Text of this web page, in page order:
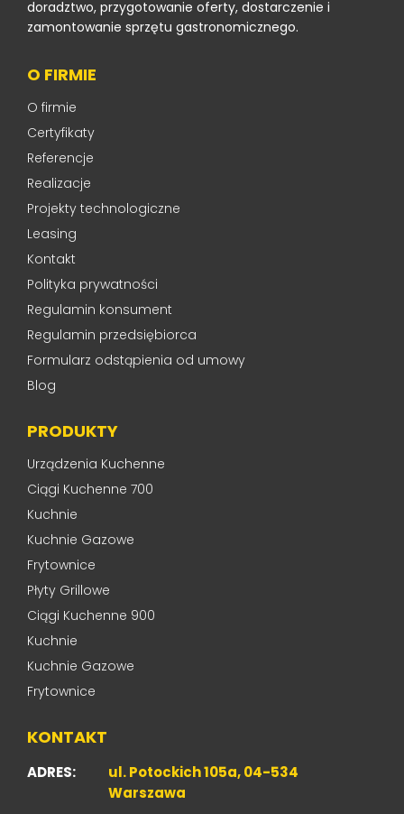
doradztwo, przygotowanie oferty, dostarczenie i
zamontowanie sprzętu gastronomicznego.
O FIRMIE
O firmie
Certyfikaty
Referencje
Realizacje
Projekty technologiczne
Leasing
Kontakt
Polityka prywatności
Regulamin konsument
Regulamin przedsiębiorca
Formularz odstąpienia od umowy
Blog
PRODUKTY
Urządzenia Kuchenne
Ciągi Kuchenne 700
Kuchnie
Kuchnie Gazowe
Frytownice
Płyty Grillowe
Ciągi Kuchenne 900
Kuchnie
Kuchnie Gazowe
Frytownice
KONTAKT
ADRES:
ul. Potockich 105a, 04-534
Warszawa